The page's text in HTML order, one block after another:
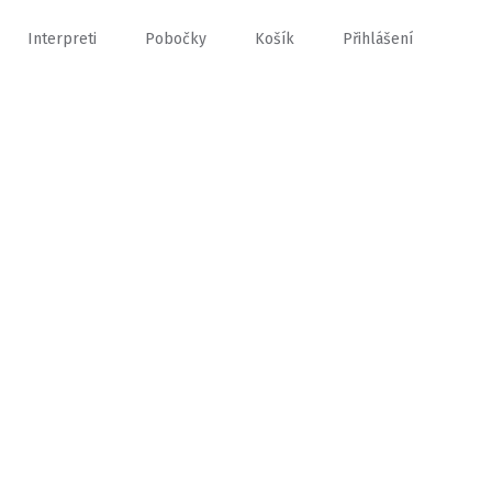
Interpreti Pobočky Košík Přihlášení